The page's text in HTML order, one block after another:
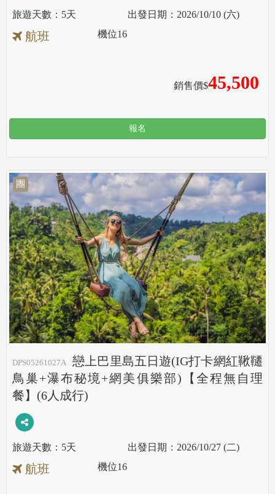
5天 2026/10/10 (六)
航班
銷售價$45,500
機位16
報名
團
DPS05261027A
戀上巴里島五日遊(IG打卡網紅鞦韆
鳥巢+瀑布秘境+網美俱樂部)【全程無自理
餐】(6人成行)
5天 2026/10/27 (二)
航班 機位16